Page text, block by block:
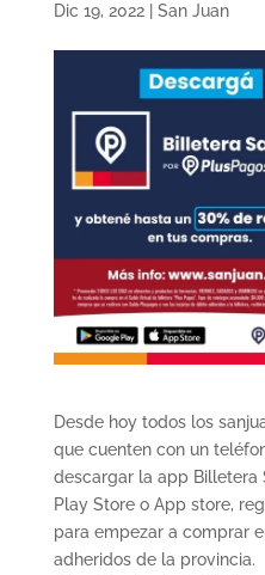
Dic 19, 2022| San Juan
Desde hoy todos los
que cuenten con un
descargar la app Billetera
Play Store o App store,
para empezar a comprar
adheridos de la provincia.